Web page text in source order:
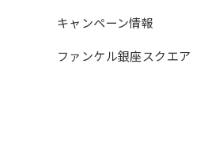
キャンペーン情報
ファンケル銀座スクエア